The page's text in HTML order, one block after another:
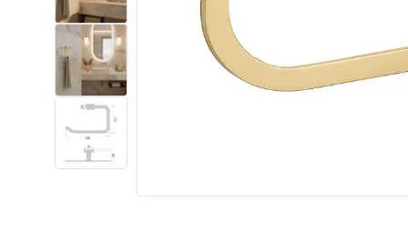
Cazi cu paravane
Baterii sanitare
Dusuri